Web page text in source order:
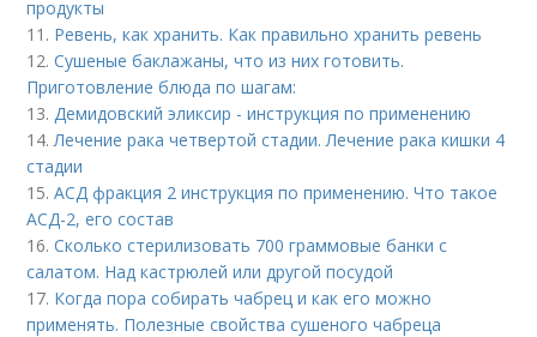
продукты
11. Ревень, как хранить. Как правильно хранить ревень
12.Сушеные баклажаны, что из них готовить.
Приготовление блюда по шагам:
13.Демидовский эликсир - инструкция по применению
14.Лечение рака четвертой стадии. Лечение рака кишки 4
стадии
15.АСД фракция 2 инструкция по применению. Что такое
АСД-2, его состав
16.Сколько стерилизовать 700 граммовые банки с
салатом. Над кастрюлей или другой посудой
17. Когда пора собирать чабрец и как его можно
применять. Полезные свойства сушеного чабреца